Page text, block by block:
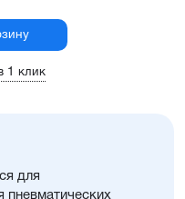
1 клик
для
пневматических